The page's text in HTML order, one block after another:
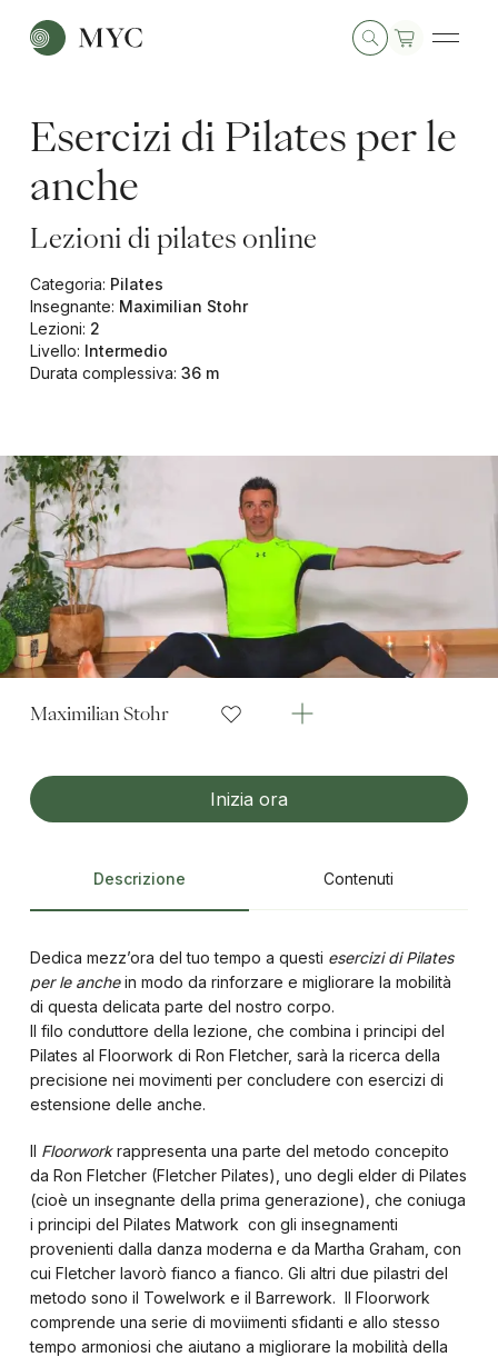
Esercizi di Pilates per le
anche
Lezioni di pilates online
Categoria: Pilates
Insegnante: Maximilian Stohr
Lezioni: 2
Livello: Intermedio
Durata complessiva: 36 m
Maximilian Stohr
Inizia ora
Descrizione Contenuti
Dedica mezz’ora del tuo tempo a questi esercizi di Pilates
per le anchein modo da rinforzare e migliorare la mobilità
di questa delicata parte del nostro corpo.
Il filo conduttore della lezione, che combina i principi del
Pilates al Floorwork di Ron Fletcher, sarà la ricerca della
precisione nei movimenti per concludere con esercizi di
estensione delle anche.
Il Floorworkrappresenta una parte del metodo concepito
da Ron Fletcher (Fletcher Pilates), uno degli elder di Pilates
(cioè un insegnante della prima generazione), che coniuga
i principi del Pilates Matwork con gli insegnamenti
provenienti dalla danza moderna e da Martha Graham, con
cui Fletcher lavorò fianco a fianco. Gli altri due pilastri del
metodo sono il Towelwork e il Barrework. Il Floorwork
comprende una serie di moviimenti sfidanti e allo stesso
tempo armoniosi che aiutano a migliorare la mobilità della